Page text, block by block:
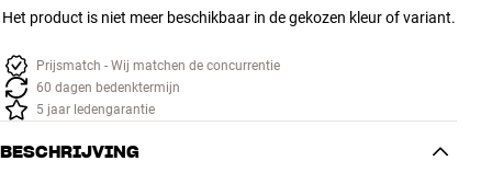
Het product is niet meer beschikbaar in de gekozen kleur of variant.
Prijsmatch - Wij matchen de concurrentie
60 dagen bedenktermijn
5 jaar ledengarantie
BESCHRIJVING